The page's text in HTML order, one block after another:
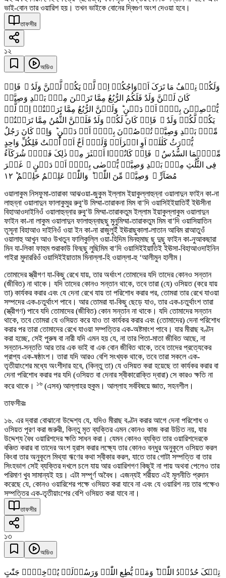
ভাই-বোন তার ওয়ারিশ হয়। তখন ভাইকে বোনের দ্বিগুণ অংশ দেওয়া হবে।
তাফসীর
১২
অডিও
وَلَکُمۡ نِصۡفُ مَا تَرَکَ اَزۡوَاجُکُمۡ اِنۡ لَّمۡ یَکُنۡ لَّہُنَّ وَلَدٌ ۚ فَاِنۡ
کَانَ لَہُنَّ وَلَدٌ فَلَکُمُ الرُّبُعُ مِمَّا تَرَکۡنَ مِنۡۢ بَعۡدِ وَصِیَّۃٍ
یُّوۡصِیۡنَ بِہَاۤ اَوۡ دَیۡنٍ ؕ وَلَہُنَّ الرُّبُعُ مِمَّا تَرَکۡتُمۡ اِنۡ لَّمۡ
یَکُنۡ لَّکُمۡ وَلَدٌ ۚ فَاِنۡ کَانَ لَکُمۡ وَلَدٌ فَلَہُنَّ الثُّمُنُ مِمَّا تَرَکۡتُمۡ
مِّنۡۢ بَعۡدِ وَصِیَّۃٍ تُوۡصُوۡنَ بِہَاۤ اَوۡ دَیۡنٍ ؕ وَاِنۡ کَانَ رَجُلٌ
یُّوۡرَثُ کَلٰلَۃً اَوِ امۡرَاَۃٌ وَّلَہٗۤ اَخٌ اَوۡ اُخۡتٌ فَلِکُلِّ وَاحِدٍ
مِّنۡہُمَا السُّدُسُ ۚ فَاِنۡ کَانُوۡۤا اَکۡثَرَ مِنۡ ذٰلِکَ فَہُمۡ شُرَکَآءُ
فِی الثُّلُثِ مِنۡۢ بَعۡدِ وَصِیَّۃٍ یُّوۡصٰی بِہَاۤ اَوۡ دَیۡنٍ ۙ غَیۡرَ
مُضَآرٍّ ۚ وَصِیَّۃً مِّنَ اللّٰہِ ؕ وَاللّٰہُ عَلِیۡمٌ حَلِیۡمٌ ؕ ١٢
ওয়ালাকুম নিসফুমা-তারাকা আঝওয়া-জুকুম ইল্লাম ইয়াকুল্লাহুন্না ওয়ালাদুন ফাইন কা-না
লাহুন্না ওয়ালাদুন ফালাকুমুর রুবু‘উ মিম্মা-তারাকনা মিম বা‘দি ওয়াসিইইয়াতিইঁ ইঊসীনা
বিহাআওদাইনিওঁ ওয়ালাহুন্নার রুবু‘উ মিম্মা-তারাকতুম ইল্লাম ইয়াকুল্লাকুম ওয়ালাদুন
ফাইন কা-না লাকুম ওয়ালাদুন ফালাহুন্নাছছু মুনুমিম্মা-তারাকতুম মিম বা‘দি ওয়াসিয়াতিন
তূসূনা বিহাআও দাইনিওঁ ওয়া ইন কা-না রাজুলুইঁ ইঊরাছুকালা-লাতান আবিম রাআতুওঁ
ওয়ালাহু আখুন আও উখতুন ফালিকুল্লি ওয়া-হিদিম মিনহুমাছ ছু দুছু ফাইন কা-নুআকছারা
মিন যা-লিকা ফাহুম শুরাকাউ ফিছছু লুছিমিম বা‘দি ওয়াসিইইয়াতিই ইঊসা-বিহাআওদাইনিন
গাইরা মুদাররিওঁ ওয়াসিইইয়াতাম মিনাল্লা-হি ওয়াল্লা-হু ‘আলীমুন হালীম।
তোমাদের স্ত্রীগণ যা-কিছু রেখে যায়, তার অর্ধাংশ তোমাদের যদি তাদের কোনও সন্তান
(জীবিত) না থাকে। যদি তাদের কোনও সন্তান থাকে, তবে তারা (যে) ওসিয়ত (করে যায়
তা) কার্যকর করার এবং যে দেনা রেখে যায় তা পরিশোধ করার পর, তোমরা তার রেখে যাওয়া
সম্পদের এক-চতুর্থাংশ পাবে। আর তোমরা যা-কিছু ছেড়ে যাও, তার এক-চতুর্থাংশ তারা
(স্ত্রীগণ) পাবে যদি তোমাদের (জীবিত) কোন সন্তান না থাকে। যদি তোমাদের সন্তান
থাকে, তবে তোমরা যে ওসিয়ত করে যাও তা কার্যকর করার এবং (তোমাদের) দেনা পরিশোধ
করার পর তারা তোমাদের রেখে যাওয়া সম্পত্তির এক-অষ্টমাংশ পাবে। যার মীরাছ বণ্টন
করা হচ্ছে, সেই পুরুষ বা নারী যদি এমন হয় যে, না তার পিতা-মাতা জীবিত আছে, না
সন্তান-সন্ততি আর তার এক ভাই বা এক বোন জীবিত থাকে, তবে তাদের প্রত্যেকের
প্রাপ্য এক-ষষ্ঠাংশ। তারা যদি আরও বেশি সংখ্যক থাকে, তবে তারা সকলে এক-
তৃতীয়াংশের মধ্যে অংশীদার হবে, (কিন্তু তা) যে ওসিয়ত করা হয়েছে তা কার্যকর করার বা
দেনা পরিশোধ করার পর যদি (ওসিয়ত বা দেনার স্বীকারোক্তি দ্বারা) সে কারও ক্ষতি না
করে থাকে। ১৬ (এসব) আল্লাহর হুকুম। আল্লাহ সর্ববিষয়ে জ্ঞাত, সহনশীল।
তাফসীরঃ
১৬. এর দ্বারা বোঝানো উদ্দেশ্য যে, যদিও মীরাছ বণ্টন করার আগে দেনা পরিশোধ ও
ওসিয়ত পূরণ করা জরুরী, কিন্তু মৃত ব্যক্তির এমন কোনও কাজ করা উচিত নয়, যার
উদ্দেশ্য বৈধ ওয়ারিশদের ক্ষতি সাধন করা। যেমন কোনও ব্যক্তি তার ওয়ারিশদেরকে
বঞ্চিত করার বা তাদের অংশ হ্রাস করার লক্ষ্যে তার কোনও বন্ধুর অনুকূলে ওসিয়ত করল
কিংবা তার অনুকূলে মিথ্যা ঋণের কথা স্বীকার করল, যাতে তার গোটা সম্পত্তি বা তার
সিংহভাগ সেই ব্যক্তির দখলে চলে যায় আর ওয়ারিশগণ কিছুই না পায় অথবা পেলেও তার
পরিমাণ খুব সামান্যই হয়। এটা সম্পূর্ণ অবৈধ। এজন্যই শরীয়ত এই মূলনীতি প্রদান
করেছে যে, কোনও ওয়ারিশের পক্ষে ওসিয়ত করা যাবে না এবং যে ওয়ারিশ নয় তার পক্ষেও
সম্পত্তির এক-তৃতীয়াংশের বেশি ওসিয়ত করা যাবে না।
তাফসীর
১৩
অডিও
تِلۡکَ حُدُوۡدُ اللّٰہِ ؕ وَمَنۡ یُّطِعِ اللّٰہَ وَرَسُوۡلَہٗ یُدۡخِلۡہُ جَنّٰتٍ